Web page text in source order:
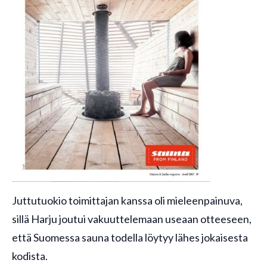
Juttutuokio toimittajan kanssa oli mieleenpainuva,
sillä Harju joutui vakuuttelemaan useaan otteeseen,
että Suomessa sauna todella löytyy lähes jokaisesta
kodista.